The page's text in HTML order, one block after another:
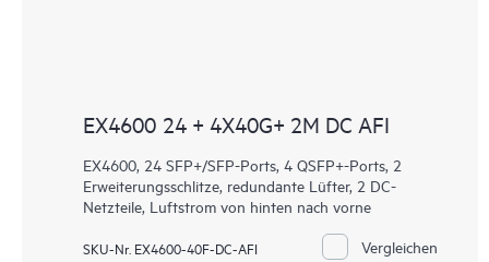
EX4600 24 + 4X40G+ 2M DC AFI
EX4600, 24 SFP+/SFP-Ports, 4 QSFP+-Ports, 2
Erweiterungsschlitze, redundante Lüfter, 2 DC-
Netzteile, Luftstrom von hinten nach vorne
SKU-Nr. EX4600-40F-DC-AFI Vergleichen